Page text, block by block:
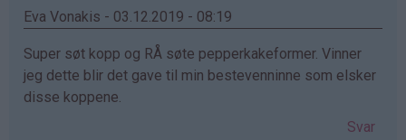
Eva Vonakis - 03.12.2019 - 08:19
Super søt kopp og RÅ søte pepperkakeformer. Vinner
jeg dette blir det gave til min bestevenninne som elsker
disse koppene.
Svar